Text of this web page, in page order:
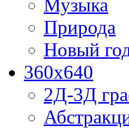
Музыка
Природа
Новый
360x640
2Д-3Д